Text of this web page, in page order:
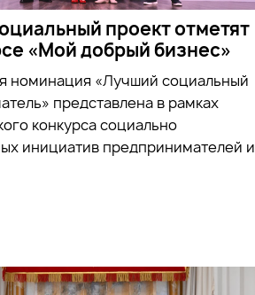
проект отметят
«Мой добрый бизнес»
номинация «Лучший социальный
представлена в рамках
конкурса социально
инициатив предпринимателей и